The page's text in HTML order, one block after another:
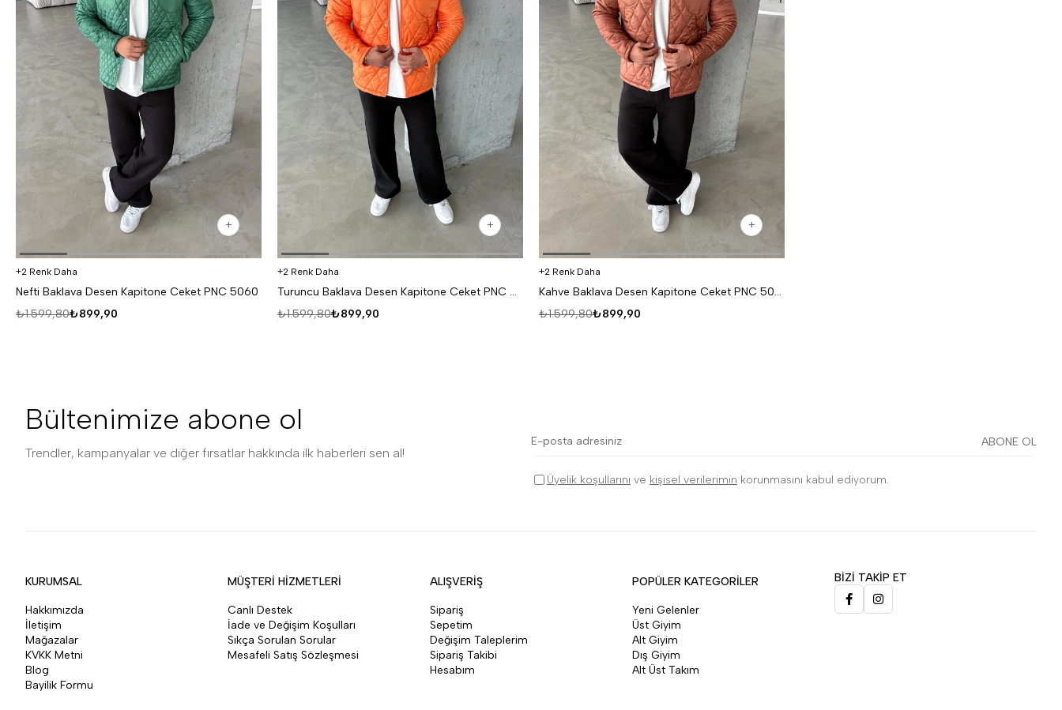
2 Renk Daha
Nefti Baklava Desen Kapitone Ceket PNC 5060
₺899,90
₺1.599,80
2 Renk Daha
Turuncu Baklava Desen Kapitone Ceket PNC 5060
₺899,90
₺1.599,80
2 Renk Daha
Kahve Baklava Desen Kapitone Ceket PNC 5060
₺899,90
₺1.599,80
Bültenimize abone ol
Trendler, kampanyalar ve diğer fırsatlar hakkında ilk haberleri sen al!
ABONE OL
Üyelik koşullarını ve kişisel verilerimin korunmasını kabul ediyorum.
KURUMSAL
Hakkımızda
İletişim
Mağazalar
KVKK Metni
Blog
Bayilik Formu
MÜŞTERİ HİZMETLERİ
Canlı Destek
İade ve Değişim Koşulları
Sıkça Sorulan Sorular
Mesafeli Satış Sözleşmesi
ALIŞVERİŞ
Sipariş
Sepetim
Değişim Taleplerim
Sipariş Takibi
Hesabım
POPÜLER KATEGORİLER
Yeni Gelenler
Üst Giyim
Alt Giyim
Dış Giyim
Alt Üst Takım
BİZİ TAKİP ET